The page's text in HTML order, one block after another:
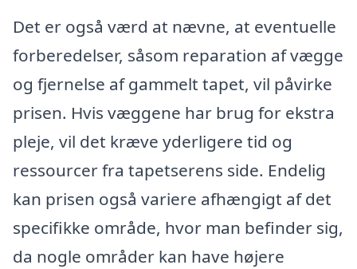
Det er også værd at nævne, at eventuelle
forberedelser, såsom reparation af vægge
og fjernelse af gammelt tapet, vil påvirke
prisen. Hvis væggene har brug for ekstra
pleje, vil det kræve yderligere tid og
ressourcer fra tapetserens side. Endelig
kan prisen også variere afhængigt af det
specifikke område, hvor man befinder sig,
da nogle områder kan have højere